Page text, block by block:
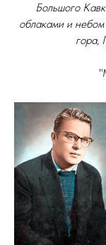
Большого
облаками и
гора,